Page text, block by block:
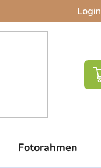
Login
Fotorahmen